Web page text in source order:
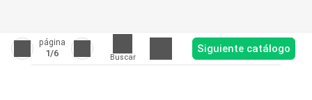
página
1/6 Buscar
Siguiente catálogo